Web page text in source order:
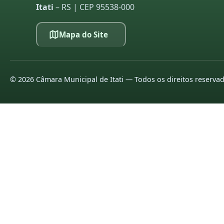
Itati – RS | CEP 95538-000
Mapa do Site
© 2026 Câmara Municipal de Itati — Todos os direitos